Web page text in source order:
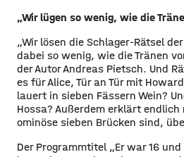
„Wir lügen so wenig, wie die
„Wir lösen die Schlager-Rätsel
dabei so wenig, wie die Tränen
der Autor Andreas Pietsch. Und
es für Alice, Tür an Tür mit
lauert in sieben Fässern Wein?
Hossa? Außerdem erklärt
ominöse sieben Brücken sind,
Der Programmtitel „Er war 16